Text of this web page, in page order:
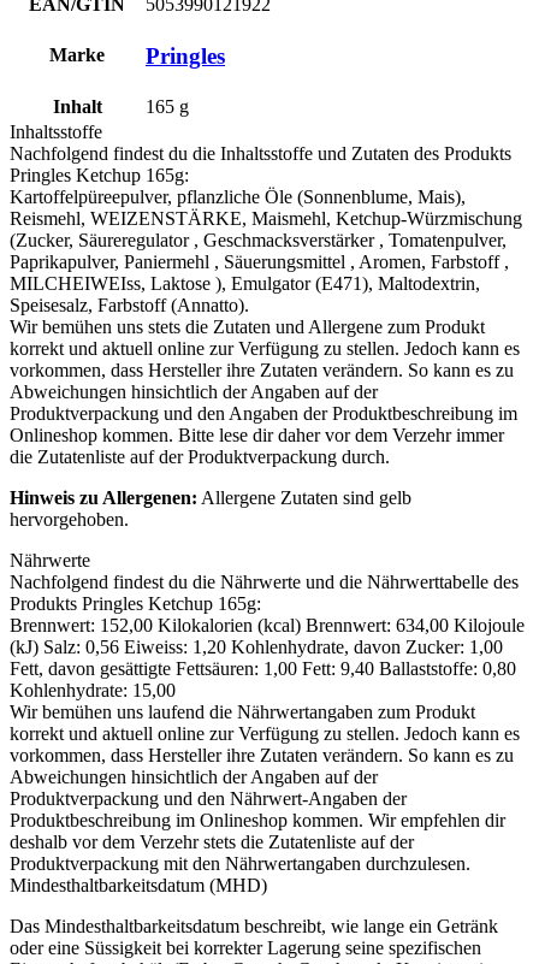
EAN/GTIN 5053990121922
Marke Pringles
Inhalt 165 g
Inhaltsstoffe
Nachfolgend findest du die Inhaltsstoffe und Zutaten des Produkts
Pringles Ketchup 165g:
Kartoffelpüreepulver, pflanzliche Öle (Sonnenblume, Mais),
Reismehl, WEIZENSTÄRKE, Maismehl, Ketchup-Würzmischung
(Zucker, Säureregulator , Geschmacksverstärker , Tomatenpulver,
Paprikapulver, Paniermehl , Säuerungsmittel , Aromen, Farbstoff ,
MILCHEIWEIss, Laktose ), Emulgator (E471), Maltodextrin,
Speisesalz, Farbstoff (Annatto).
Wir bemühen uns stets die Zutaten und Allergene zum Produkt
korrekt und aktuell online zur Verfügung zu stellen. Jedoch kann es
vorkommen, dass Hersteller ihre Zutaten verändern. So kann es zu
Abweichungen hinsichtlich der Angaben auf der
Produktverpackung und den Angaben der Produktbeschreibung im
Onlineshop kommen. Bitte lese dir daher vor dem Verzehr immer
die Zutatenliste auf der Produktverpackung durch.
Hinweis zu Allergenen: Allergene Zutaten sind gelb
hervorgehoben.
Nährwerte
Nachfolgend findest du die Nährwerte und die Nährwerttabelle des
Produkts Pringles Ketchup 165g:
Brennwert: 152,00 Kilokalorien (kcal) Brennwert: 634,00 Kilojoule
(kJ) Salz: 0,56 Eiweiss: 1,20 Kohlenhydrate, davon Zucker: 1,00
Fett, davon gesättigte Fettsäuren: 1,00 Fett: 9,40 Ballaststoffe: 0,80
Kohlenhydrate: 15,00
Wir bemühen uns laufend die Nährwertangaben zum Produkt
korrekt und aktuell online zur Verfügung zu stellen. Jedoch kann es
vorkommen, dass Hersteller ihre Zutaten verändern. So kann es zu
Abweichungen hinsichtlich der Angaben auf der
Produktverpackung und den Nährwert-Angaben der
Produktbeschreibung im Onlineshop kommen. Wir empfehlen dir
deshalb vor dem Verzehr stets die Zutatenliste auf der
Produktverpackung mit den Nährwertangaben durchzulesen.
Mindesthaltbarkeitsdatum (MHD)
Das Mindesthaltbarkeitsdatum beschreibt, wie lange ein Getränk
oder eine Süssigkeit bei korrekter Lagerung seine spezifischen